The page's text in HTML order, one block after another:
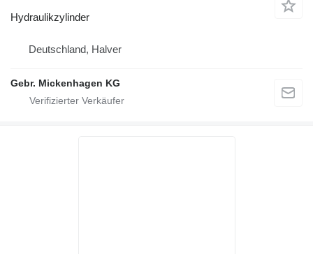
Hydraulikzylinder
Deutschland, Halver
Gebr. Mickenhagen KG